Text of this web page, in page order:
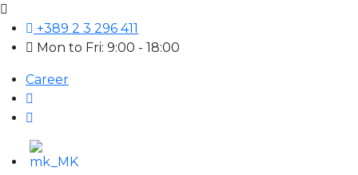
+389 2 3 296 411
Mon to Fri: 9:00 - 18:00
Career